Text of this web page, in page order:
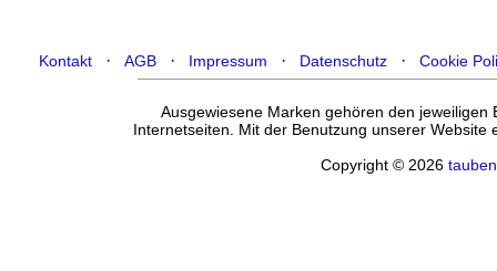
Kontakt · AGB · Impressum · Datenschutz · Cookie
Ausgewiesene Marken gehören den
Internetseiten. Mit der Benutzung unserer Website
Copyright © 2026